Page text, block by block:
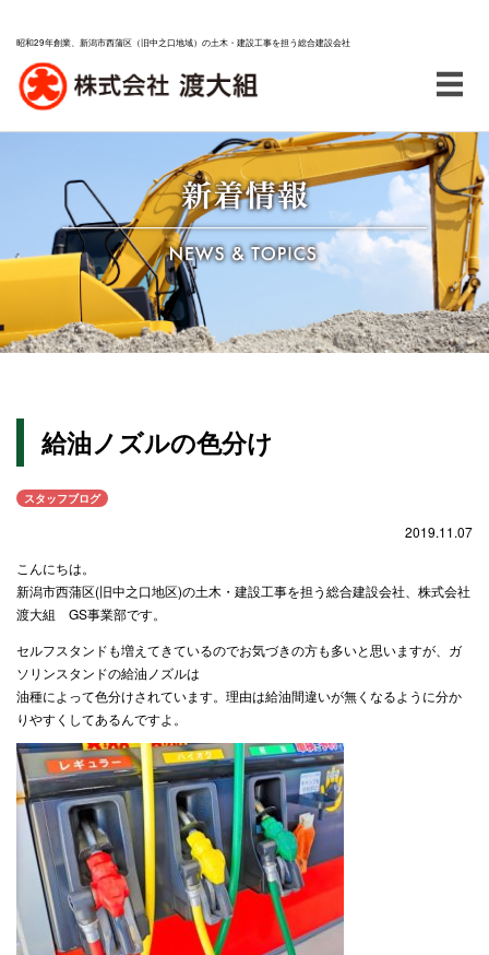
昭和29年創業、新潟市西蒲区（旧中之口地域）の土木・建設工事を担う総合建設会社
給油ノズルの色分け
スタッフブログ
2019.11.07
こんにちは。
新潟市西蒲区(旧中之口地区)の土木・建設工事を担う総合建設会社、株式会社
渡大組 GS事業部です。
セルフスタンドも増えてきているのでお気づきの方も多いと思いますが、ガ
ソリンスタンドの給油ノズルは
油種によって色分けされています。理由は給油間違いが無くなるように分か
りやすくしてあるんですよ。